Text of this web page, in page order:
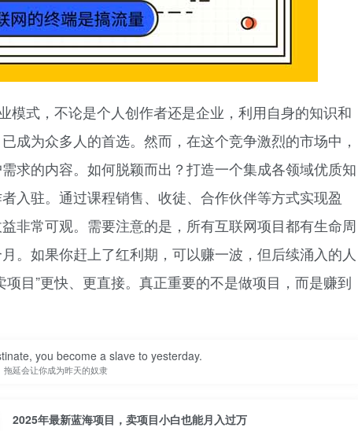
模式，不论是个人创作者还是企业，利用自身的知识和
成为众多人的首选。然而，在这个竞争激烈的市场中，
求的内容。如何脱颖而出？打造一个集成各领域优质知
入驻。通过课程销售、收徒、合作伙伴等方式实现盈
非常可观。需要注意的是，所有互联网项目都有生命周
。如果你赶上了红利期，可以赚一波，但后续涌入的人
目”更快、更直接。真正重要的不是做项目，而是赚到
you become a slave to yesterday.
拖延会让你成为昨天的奴隶
2025年最新蓝海项目，卖项目小白也能月入过万